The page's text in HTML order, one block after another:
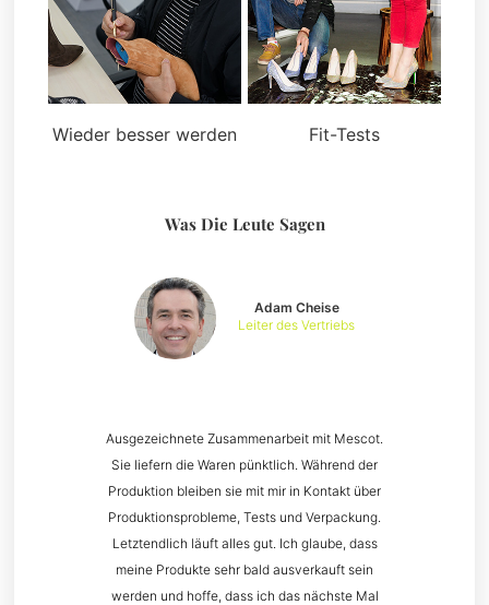
Wieder besser werden Fit-Tests
Was Die Leute Sagen
Ausgezeichnete Zusammenarbeit mit Mescot.
Sie liefern die Waren pünktlich. Während der
Produktion bleiben sie mit mir in Kontakt über
Produktionsprobleme, Tests und Verpackung.
Letztendlich läuft alles gut. Ich glaube, dass
meine Produkte sehr bald ausverkauft sein
werden und hoffe, dass ich das nächste Mal
Adam Cheise
Leiter des Vertriebs